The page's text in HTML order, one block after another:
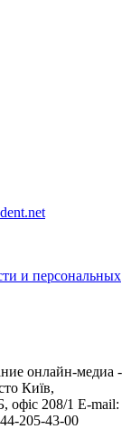
и персональных
онлайн-медиа -
Київ,
208/1 E-mail:
205-43-00